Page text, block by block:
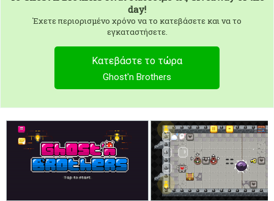
day!
Έχετε περιορισμένο χρόνο να το κατεβάσετε και να το
εγκαταστήσετε.
Κατεβάστε το τώρα
Ghost'n Brothers